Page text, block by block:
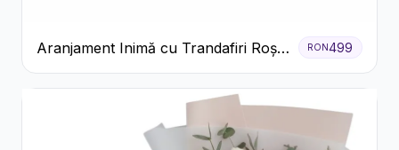
Aranjament Inimă cu Trandafiri Roșii
și Floarea Miresei
RON499